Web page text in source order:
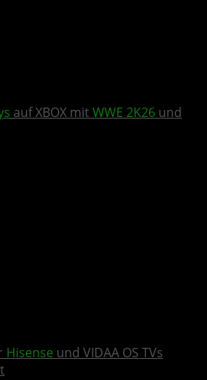
auf XBOX mit WWE 2K26 und
Hisense und VIDAA OS TVs